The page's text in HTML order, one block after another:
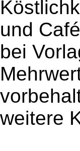
und
bei
weitere